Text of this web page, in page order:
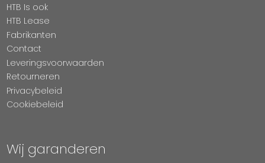
HTB Is ook
HTB Lease
Fabrikanten
Contact
Leveringsvoorwaarden
Retourneren
Privacybeleid
Cookiebeleid
Wij garanderen